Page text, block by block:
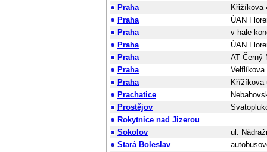
Praha
Křižíkova
Praha
ÚAN
Praha
v hale
Praha
ÚAN
Praha
AT Černý
Praha
Velflíkova
Praha
Křížíkova
Prachatice
Prostějov
Rokytnice nad Jizerou
Sokolov
ul.
Stará Boleslav